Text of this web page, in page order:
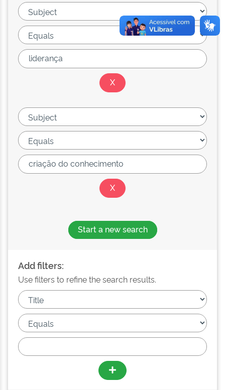
Start a new search
Add filters:
Use filters to refine the search results.